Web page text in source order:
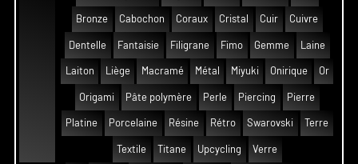
Bronze Cabochon Coraux Cristal Cuir Cuivre
Dentelle Fantaisie Filigrane Fimo Gemme Laine
Laiton Liège Macramé Métal Miyuki Onirique Or
Origami Pâte polymère Perle Piercing Pierre
Platine Porcelaine Résine Rétro Swarovski Terre
Textile Titane Upcycling Verre